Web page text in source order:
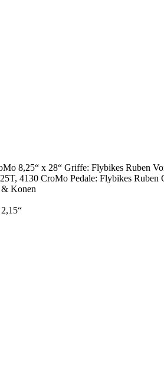
8,25“ x 28“ Griffe: Flybikes Ruben
4130 CroMo Pedale: Flybikes Ruben
& Konen